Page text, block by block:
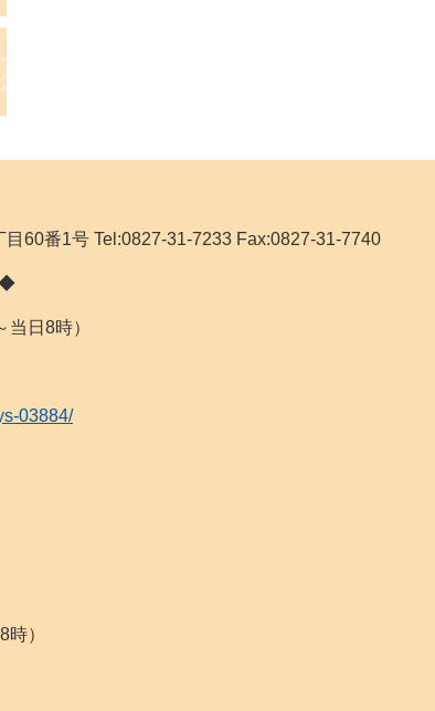
60番1号 Tel:0827-31-7233 Fax:0827-31-7740
◆
日8時）
03884/
）